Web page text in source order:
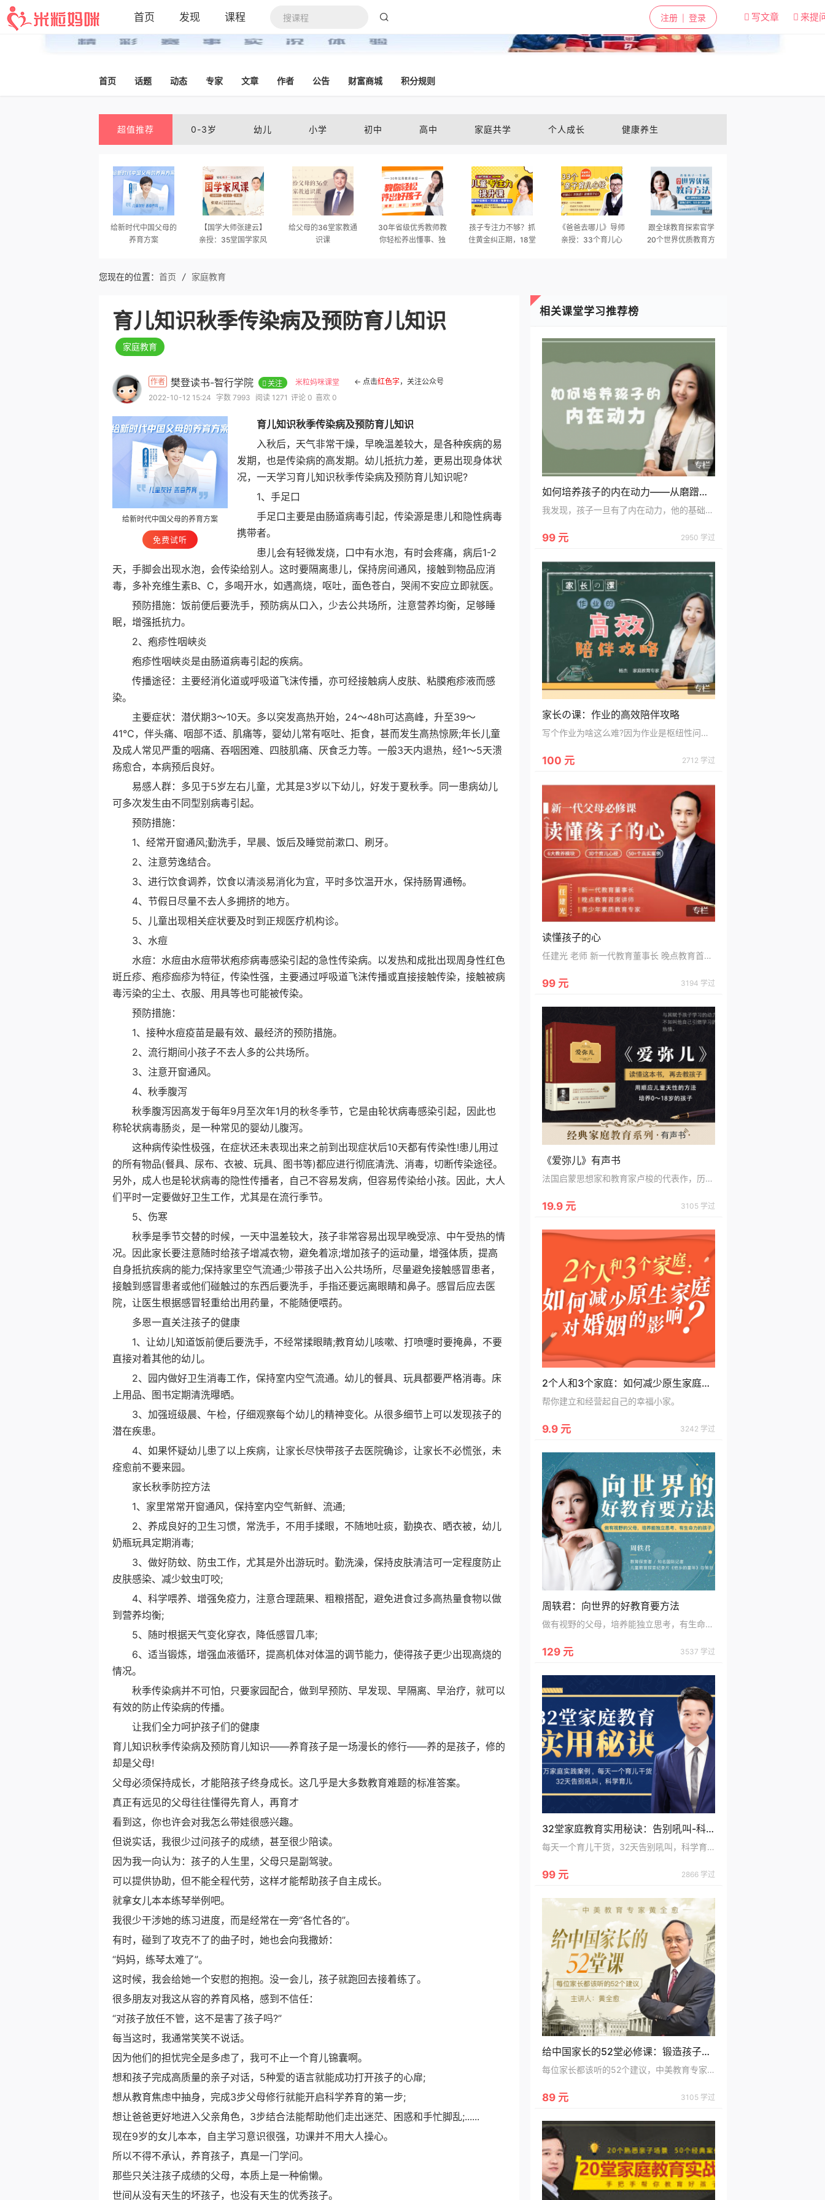
✕
来提
写文章
注册 登录
首页 发现 课程
首页 话题 动态 专家 文章 作者 公告 财富商城 积分规则
超值推荐 0-3岁 幼儿 小学 初中 高中 家庭共学 个人成长 健康养生
给新时代中国父母的
养育方案
【国学大师张建云】
亲授：35堂国学家风
给父母的36堂家教通
识课
30年省级优秀教师教
你轻松养出懂事、独
孩子专注力不够？抓
住黄金纠正期，18堂
《爸爸去哪儿》导师
亲授：33个育儿心
跟全球教育探索官学
20个世界优质教育方
您现在的位置： 首页 / 家庭教育
育儿知识秋季传染病及预防育儿知识
家庭教育
作者 樊登读书-智行学院 关注 米粒妈咪课堂 ← 点击红色字，关注公众号
2022-10-12 15:24
字数 7993 阅读 1271 评论 0 喜欢 0
给新时代中国父母的养育方案
免费试听
育儿知识秋季传染病及预防育儿知识
入秋后，天气非常干燥，早晚温差较大，是各种疾病的易
发期，也是传染病的高发期。幼儿抵抗力差，更易出现身体状
况，一天学习育儿知识秋季传染病及预防育儿知识呢?
1、手足口
手足口主要是由肠道病毒引起，传染源是患儿和隐性病毒
携带者。
患儿会有轻微发烧，口中有水泡，有时会疼痛，病后1-2
天，手脚会出现水泡，会传染给别人。这时要隔离患儿，保持房间通风，接触到物品应消
毒，多补充维生素B、C，多喝开水，如遇高烧，呕吐，面色苍白，哭闹不安应立即就医。
预防措施：饭前便后要洗手，预防病从口入，少去公共场所，注意营养均衡，足够睡
眠，增强抵抗力。
2、疱疹性咽峡炎
疱疹性咽峡炎是由肠道病毒引起的疾病。
传播途径：主要经消化道或呼吸道飞沫传播，亦可经接触病人皮肤、粘膜疱疹液而感
染。
主要症状：潜伏期3～10天。多以突发高热开始，24～48h可达高峰，升至39～
41℃，伴头痛、咽部不适、肌痛等，婴幼儿常有呕吐、拒食，甚而发生高热惊厥;年长儿童
及成人常见严重的咽痛、吞咽困难、四肢肌痛、厌食乏力等。一般3天内退热，经1～5天溃
疡愈合，本病预后良好。
易感人群：多见于5岁左右儿童，尤其是3岁以下幼儿，好发于夏秋季。同一患病幼儿
可多次发生由不同型别病毒引起。
预防措施：
1、经常开窗通风;勤洗手，早晨、饭后及睡觉前漱口、刷牙。
2、注意劳逸结合。
3、进行饮食调养，饮食以清淡易消化为宜，平时多饮温开水，保持肠胃通畅。
4、节假日尽量不去人多拥挤的地方。
5、儿童出现相关症状要及时到正规医疗机构诊。
3、水痘
水痘：水痘由水痘带状疱疹病毒感染引起的急性传染病。以发热和成批出现周身性红色
斑丘疹、疱疹痂疹为特征，传染性强，主要通过呼吸道飞沫传播或直接接触传染，接触被病
毒污染的尘土、衣服、用具等也可能被传染。
预防措施：
1、接种水痘疫苗是最有效、最经济的预防措施。
2、流行期间小孩子不去人多的公共场所。
3、注意开窗通风。
4、秋季腹泻
秋季腹泻因高发于每年9月至次年1月的秋冬季节，它是由轮状病毒感染引起，因此也
称轮状病毒肠炎，是一种常见的婴幼儿腹泻。
这种病传染性极强，在症状还未表现出来之前到出现症状后10天都有传染性!患儿用过
的所有物品(餐具、尿布、衣被、玩具、图书等)都应进行彻底清洗、消毒，切断传染途径。
另外，成人也是轮状病毒的隐性传播者，自己不容易发病，但容易传染给小孩。因此，大人
们平时一定要做好卫生工作，尤其是在流行季节。
5、伤寒
秋季是季节交替的时候，一天中温差较大，孩子非常容易出现早晚受凉、中午受热的情
况。因此家长要注意随时给孩子增减衣物，避免着凉;增加孩子的运动量，增强体质，提高
自身抵抗疾病的能力;保持家里空气流通;少带孩子出入公共场所，尽量避免接触感冒患者，
接触到感冒患者或他们碰触过的东西后要洗手，手指还要远离眼睛和鼻子。感冒后应去医
院，让医生根据感冒轻重给出用药量，不能随便喂药。
多恩一直关注孩子的健康
1、让幼儿知道饭前便后要洗手，不经常揉眼睛;教育幼儿咳嗽、打喷嚏时要掩鼻，不要
直接对着其他的幼儿。
2、园内做好卫生消毒工作，保持室内空气流通。幼儿的餐具、玩具都要严格消毒。床
上用品、图书定期清洗曝晒。
3、加强班级晨、午检，仔细观察每个幼儿的精神变化。从很多细节上可以发现孩子的
潜在疾患。
4、如果怀疑幼儿患了以上疾病，让家长尽快带孩子去医院确诊，让家长不必慌张，未
痊愈前不要来园。
家长秋季防控方法
1、家里常常开窗通风，保持室内空气新鲜、流通;
2、养成良好的卫生习惯，常洗手，不用手揉眼，不随地吐痰，勤换衣、晒衣被，幼儿
奶瓶玩具定期消毒;
3、做好防蚊、防虫工作，尤其是外出游玩时。勤洗澡，保持皮肤清洁可一定程度防止
皮肤感染、减少蚊虫叮咬;
4、科学喂养、增强免疫力，注意合理蔬果、粗粮搭配，避免进食过多高热量食物以做
到营养均衡;
5、随时根据天气变化穿衣，降低感冒几率;
6、适当锻炼，增强血液循环，提高机体对体温的调节能力，使得孩子更少出现高烧的
情况。
秋季传染病并不可怕，只要家园配合，做到早预防、早发现、早隔离、早治疗，就可以
有效的防止传染病的传播。
让我们全力呵护孩子们的健康
育儿知识秋季传染病及预防育儿知识——养育孩子是一场漫长的修行——养的是孩子，修的
却是父母!
父母必须保持成长，才能陪孩子终身成长。这几乎是大多数教育难题的标准答案。
真正有远见的父母往往懂得先育人，再育才
看到这，你也许会对我怎么带娃很感兴趣。
但说实话，我很少过问孩子的成绩，甚至很少陪读。
因为我一向认为：孩子的人生里，父母只是副驾驶。
可以提供协助，但不能全程代劳，这样才能帮助孩子自主成长。
就拿女儿本本练琴举例吧。
我很少干涉她的练习进度，而是经常在一旁“各忙各的”。
有时，碰到了攻克不了的曲子时，她也会向我撒娇：
“妈妈，练琴太难了”。
这时候，我会给她一个安慰的抱抱。没一会儿，孩子就跑回去接着练了。
很多朋友对我这从容的养育风格，感到不信任：
“对孩子放任不管，这不是害了孩子吗?”
每当这时，我通常笑笑不说话。
因为他们的担忧完全是多虑了，我可不止一个育儿锦囊啊。
想和孩子完成高质量的亲子对话，5种爱的语言就能成功打开孩子的心扉;
想从教育焦虑中抽身，完成3步父母修行就能开启科学养育的第一步;
想让爸爸更好地进入父亲角色，3步结合法能帮助他们走出迷茫、困惑和手忙脚乱;......
现在9岁的女儿本本，自主学习意识很强，功课并不用大人操心。
所以不得不承认，养育孩子，真是一门学问。
那些只关注孩子成绩的父母，本质上是一种偷懒。
世间从没有天生的坏孩子，也没有天生的优秀孩子。
相关课堂学习推荐榜
如何培养孩子的内在动力——从磨蹭拖拉，到自动自发
我发现，孩子一旦有了内在动力，他的基础感觉和对事的感觉都非常好，孩子自动自发地做事，那么，这几乎能扫平家庭教育中所有的问题，对家长来说，几乎是一劳永逸；反过来，如果孩子感觉不好，失去了内在动力，就启动了一个恶性循环的链条：孩子没有自觉性，家长就只能介入管理，于是，亲子摩擦不断，孩子烦躁，父母抓狂，全家人彻底失去了安宁平静的生活
99 元 2950 学过
家长の课：作业的高效陪伴攻略
写个作业为啥这么难?因为作业是枢纽性问题，处于感觉线和能力线的交叉点上。家长要做的事情，是交还方向盘，给孩子加满油。 而许多家长的做法，却是南辕北辙：通过贴身侵犯，抢夺孩子的方向盘，让孩子失去了自主性和掌控感;通过催促、讲道理、发脾气，给孩子漏油，让孩子失去了动力系统。 针对这个巨大的痛点，我们双管齐下，分别给家长和孩子准备了专属的作业课。家长的课程，让我们回到客观，改善作业的基础和土壤;孩子的课程，提供工具、方法和心法，助孩子一臂之力。 我最大的心愿：作业，不再是亲子关系的杀手，而是学习的助推
100 元 2712 学过
读懂孩子的心
任建光 老师 新一代教育董事长 晚点教育首席讲师 青少年素质教育专家 你将获得 影响百万人的教育方法 凝聚20年教育经验，实用的教育理念与方法 性格养成的引导策略 从小养成孩子好习惯，建立自信积极的人格 即学即用的沟通技巧 6个亲子沟通方法，让你不急不吼做最完美父母 学霸高效的提分秘笈 科学高效的学习方法，从根本上提升孩子学习成绩
99 元 3194 学过
《爱弥儿》有声书
法国启蒙思想家和教育家卢梭的代表作，历经百年而不衰的教育精品书籍
19.9 元 3105 学过
2个人和3个家庭：如何减少原生家庭对婚姻的影响？
帮你建立和经营起自己的幸福小家。
9.9 元 3242 学过
周轶君：向世界的好教育要方法
做有视野的父母，培养能独立思考，有生命力的孩子
129 元 3537 学过
32堂家庭教育实用秘诀：告别吼叫-科学育儿
每天一个育儿干货，32天告别吼叫，科学育儿
99 元 2866 学过
给中国家长的52堂必修课：锻造孩子通往名校的能力和素质
每位家长都该听的52个建议，中美教育专家教你培养全能型孩子
89 元 3105 学过